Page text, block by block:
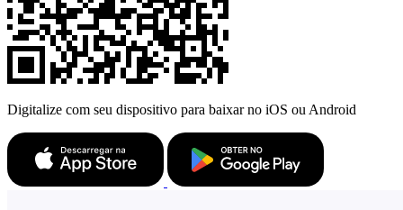
Digitalize com seu dispositivo para baixar no iOS ou Android